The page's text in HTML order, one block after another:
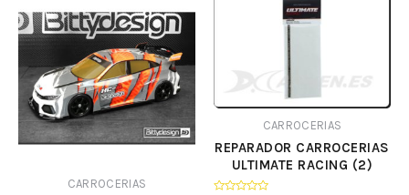
CARROCERIAS
CARROCERIAS
REPARADOR CARROCERIAS
ULTIMATE RACING (2)